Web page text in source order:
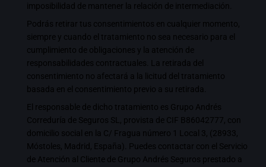
imposibilidad de mantener la relación de intermediación.
Podrás retirar tus consentimientos en cualquier momento,
siempre y cuando el tratamiento no sea necesario para el
cumplimiento de obligaciones y la atención de
responsabilidades contractuales. La retirada del
consentimiento no afectará a la licitud del tratamiento
basada en el consentimiento previo a su retirada.
El responsable de dicho tratamiento es Grupo Andrés
Correduría de Seguros SL, provista de CIF B86042777, con
domicilio social en la C/ Fragua número 1 Local 3, (28933,
Móstoles, Madrid, España). Puedes contactar con el Servicio
de Atención al Cliente de Grupo Andrés Seguros prestado a